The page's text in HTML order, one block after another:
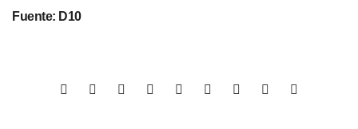
Fuente: D10